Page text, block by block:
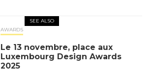
SEE ALSO
AWARDS
Le 13 novembre, place aux
Luxembourg Design Awards
2025